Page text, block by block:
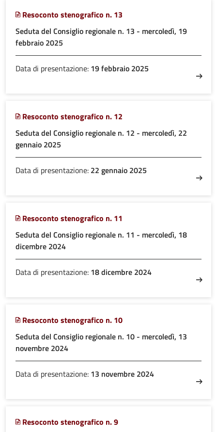
Resoconto stenografico n. 13
Seduta del Consiglio regionale n. 13 - mercoledì, 19
febbraio 2025
Data di presentazione: 19 febbraio 2025
Resoconto stenografico n. 12
Seduta del Consiglio regionale n. 12 - mercoledì, 22
gennaio 2025
Data di presentazione: 22 gennaio 2025
Resoconto stenografico n. 11
Seduta del Consiglio regionale n. 11 - mercoledì, 18
dicembre 2024
Data di presentazione: 18 dicembre 2024
Resoconto stenografico n. 10
Seduta del Consiglio regionale n. 10 - mercoledì, 13
novembre 2024
Data di presentazione: 13 novembre 2024
Resoconto stenografico n. 9